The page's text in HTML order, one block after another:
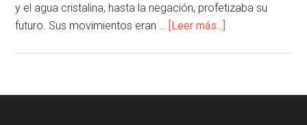
y el agua cristalina, hasta la negación, profetizaba su
futuro. Sus movimientos eran … [Leer más...]